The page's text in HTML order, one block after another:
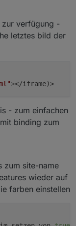
nicht aktivieren -
verfügung -
letztes bild der
></iframe)>
- zum einfachen
binding zum
zum site-name
wieder auf
farben einstellen